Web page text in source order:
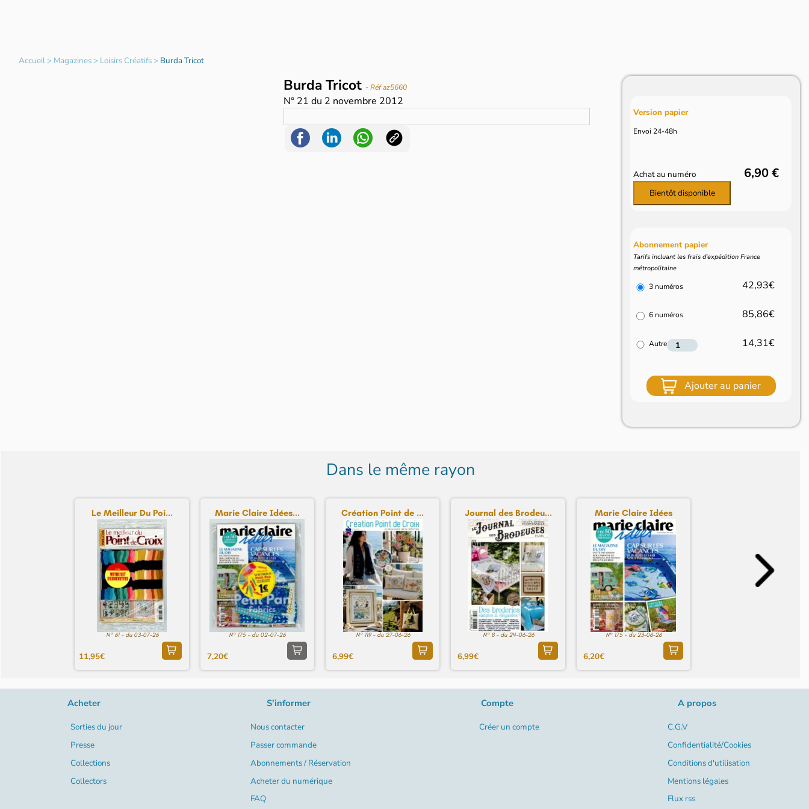
Accueil> Magazines> Loisirs Créatifs> Burda Tricot
Burda Tricot - Réf az5660
N° 21 du 2 novembre 2012
Version papier
Envoi 24-48h
Achat au numéro 6,90 €
Bientôt disponible
Abonnement papier
Tarifs incluant les frais d'expédition France
métropolitaine
3 numéros 42,93€
6 numéros 85,86€
Autre 14,31€
Ajouter au panier
Dans le même rayon
Le Meilleur Du Poi...
N° 61 - du 03-07-26
11,95€
Marie Claire Idées...
N° 175 - du 02-07-26
7,20€
Création Point de ...
N° 119 - du 27-06-26
6,99€
Journal des Brodeu...
N° 8 - du 24-06-26
6,99€
Marie Claire Idées
N° 175 - du 23-06-26
6,20€
Acheter
Sorties du jour
Presse
Collections
Collectors
S'informer
Nous contacter
Passer commande
Abonnements / Réservation
Acheter du numérique
FAQ
Compte
Créer un compte
A propos
C.G.V
Confidentialité/Cookies
Conditions d'utilisation
Mentions légales
Flux rss